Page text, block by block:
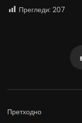
Прегледи: 207
Претходно